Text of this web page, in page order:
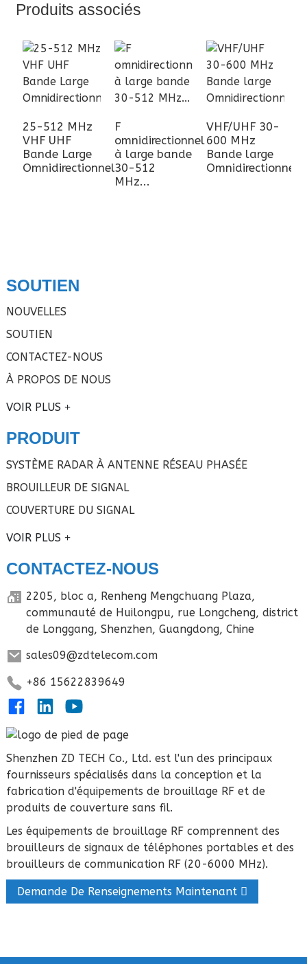
Produits associés
25-512 MHz
VHF UHF
Bande Large
Omnidirectionnelle...
F
omnidirectionnel
à large bande
30-512
MHz...
VHF/UHF 30-
600 MHz
Bande large
SOUTIEN
NOUVELLES
SOUTIEN
CONTACTEZ-NOUS
À PROPOS DE NOUS
VOIR PLUS
PRODUIT
SYSTÈME RADAR À ANTENNE RÉSEAU PHASÉE
BROUILLEUR DE SIGNAL
COUVERTURE DU SIGNAL
VOIR PLUS
CONTACTEZ-NOUS
2205, bloc a, Renheng Mengchuang Plaza,
communauté de Huilongpu, rue Longcheng, district
de Longgang, Shenzhen, Guangdong, Chine
sales09@zdtelecom.com
+86 15622839649
Shenzhen ZD TECH Co., Ltd. est l'un des principaux
fournisseurs spécialisés dans la conception et la
fabrication d'équipements de brouillage RF et de
produits de couverture sans fil.
Les équipements de brouillage RF comprennent des
brouilleurs de signaux de téléphones portables et des
brouilleurs de communication RF (20-6000 MHz).
Demande De Renseignements Maintenant